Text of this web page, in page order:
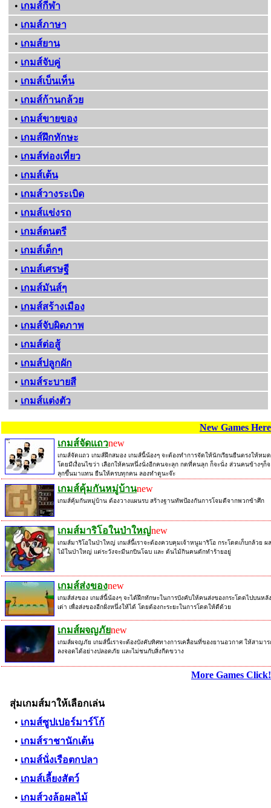
• เกมส์กีฬา
• เกมส์ภาษา
• เกมส์ยาน
• เกมส์จับคู่
• เกมส์เบ็นเท็น
• เกมส์ก้านกล้วย
• เกมส์ขายของ
• เกมส์ฝึกทักษะ
• เกมส์ท่องเที่ยว
• เกมส์เต้น
• เกมส์วางระเบิด
• เกมส์แข่งรถ
• เกมส์ดนตรี
• เกมส์เด็กๆ
• เกมส์เศรษฐี
• เกมส์มันส์ๆ
• เกมส์สร้างเมือง
• เกมส์จับผิดภาพ
• เกมส์ต่อสู้
• เกมส์ปลูกผัก
• เกมส์ระบายสี
• เกมส์แต่งตัว
New Games
เกมส์จัดแถวnew
เกมส์จัดแถว เกมส์ฝึกสมอง เกมส์นี้น้องๆ จะต้องทำการจัดให้นักเรียนยืนตรงให้หมด
โดยมีเงื่อนไขว่า เลือกให้คนหนึ่งนั่งอีกคนจะลุก กดที่คนลุก ก็จะนั่ง ส่วนคนข้างๆก็จ
ลุกขึ้นมาแทน ยืนให้ครบทุกคน ลองทำดูนะจ๊ะ
เกมส์คุ้มกันหมู่บ้านnew
เกมส์คุ้มกันหมู่บ้าน ต้องวางแผนรบ สร้างฐานทัพป้องกันการโจมตีจากพวกข้าศึก
เกมส์มาริโอในป่าใหญ่new
เกมส์มาริโอในป่าใหญ่ เกมส์นี้เราจะต้องควบคุมเจ้าหนูมาริโอ กระโดดเก็บกล้วย ผล
ไม้ในป่าใหญ่ แต่ระวังจะมีนกบินโฉบ และ ต้นไม้กินคนดักทำร้ายอยู่
เกมส์ส่งของnew
เกมส์ส่งของ เกมส์นี้น้องๆ จะได้ฝึกทักษะในการบังคับให้คนส่งของกระโดดไปบนหลัง
เต่า เพื่อส่งของอีกฝั่งหนึ่งให้ได้ โดยต้องกะระยะในการโดดให้ดีด้วย
เกมส์ผจญภัยnew
เกมส์ผจญภัย เกมส์นี้เราจะต้องบังคับทิศทางการเคลื่อนที่ของยานอวกาศ ให้สามาร
ลงจอดได้อย่างปลอดภัย และไม่ชนกับสิ่งกีดขวาง
More Games
สุ่มเกมส์มาให้เลือกเล่น
• เกมส์ซูปเปอร์มาร์โก้
• เกมส์ราชานักเต้น
• เกมส์นั่งเรือตกปลา
• เกมส์เลี้ยงสัตว์
• เกมส์วงล้อผลไม้